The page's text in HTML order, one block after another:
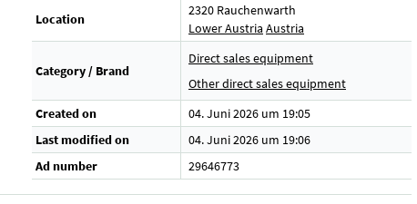
Location
2320 Rauchenwarth
Lower Austria Austria
Category / Brand
Direct sales equipment
Other direct sales equipment
Created on
04. Juni 2026 um 19:05
Last modified on
04. Juni 2026 um 19:06
Ad number
29646773